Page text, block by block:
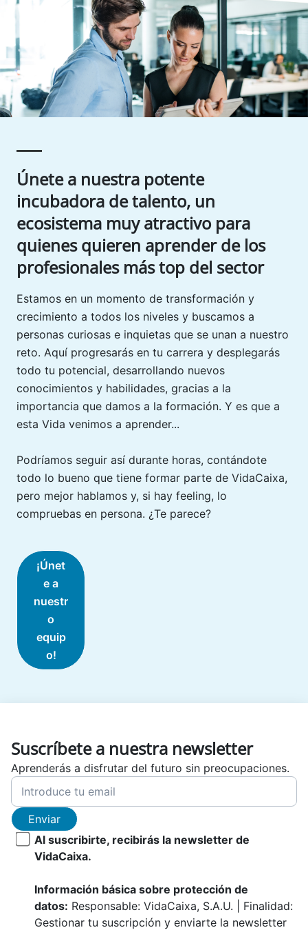
Únete a nuestra potente
incubadora de talento, un
ecosistema muy atractivo para
quienes quieren aprender de los
profesionales más top del sector
Estamos en un momento de transformación y
crecimiento a todos los niveles y buscamos a
personas curiosas e inquietas que se unan a nuestro
reto. Aquí progresarás en tu carrera y desplegarás
todo tu potencial, desarrollando nuevos
conocimientos y habilidades, gracias a la
importancia que damos a la formación. Y es que a
esta Vida venimos a aprender...
Podríamos seguir así durante horas, contándote
todo lo bueno que tiene formar parte de VidaCaixa,
pero mejor hablamos y, si hay feeling, lo
compruebas en persona. ¿Te parece?
¡Únet
e a
nuestr
o
equip
o!
Suscríbete a nuestra newsletter
Aprenderás a disfrutar del futuro sin preocupaciones.
Enviar
Al suscribirte, recibirás la newsletter de
VidaCaixa.
Información básica sobre protección de
datos: Responsable: VidaCaixa, S.A.U. | Finalidad:
Gestionar tu suscripción y enviarte la newsletter